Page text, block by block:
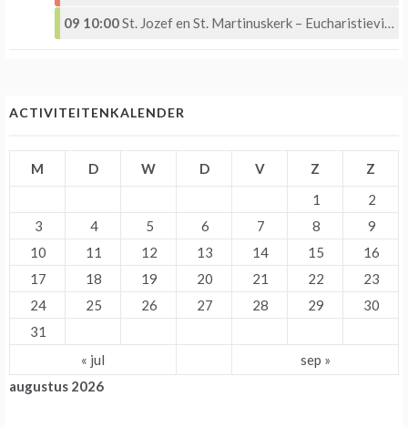
09 10:00St. Jozef en St. Martinuskerk – Eucharistieviering
ACTIVITEITENKALENDER
augustus 2026
M D W D V Z
Z
1
2
3
4 5 6 7 8
9
10
11 12 13 14 15
16
17
18 19 20 21 22
23
24
25 26 27 28 29
30
31
« jul
sep »